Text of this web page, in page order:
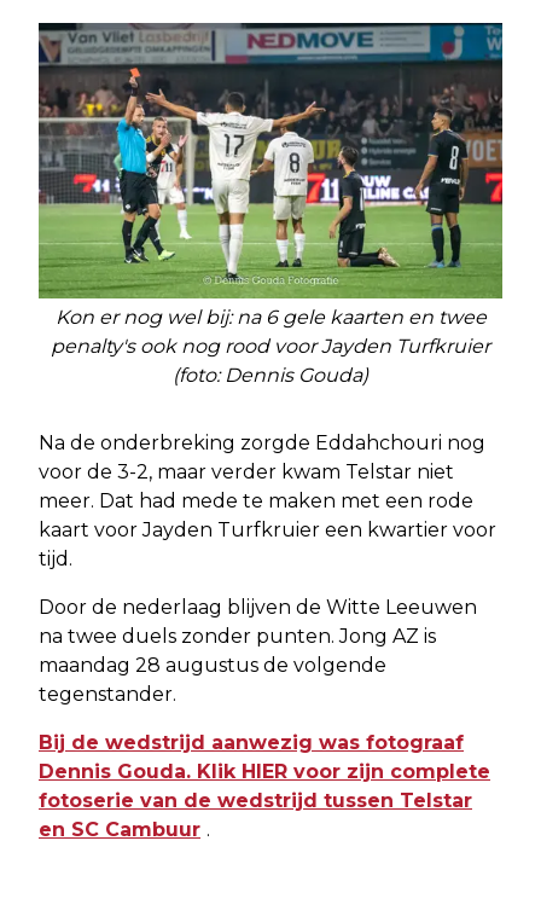
Kon er nog wel bij: na 6 gele kaarten en twee
penalty's ook nog rood voor Jayden Turfkruier
(foto: Dennis Gouda)
Na de onderbreking zorgde Eddahchouri nog
voor de 3-2, maar verder kwam Telstar niet
meer. Dat had mede te maken met een rode
kaart voor Jayden Turfkruier een kwartier voor
tijd.
Door de nederlaag blijven de Witte Leeuwen
na twee duels zonder punten. Jong AZ is
maandag 28 augustus de volgende
tegenstander.
Bij de wedstrijd aanwezig was fotograaf
Dennis Gouda. Klik HIER voor zijn complete
fotoserie van de wedstrijd tussen Telstar
en SC Cambuur .